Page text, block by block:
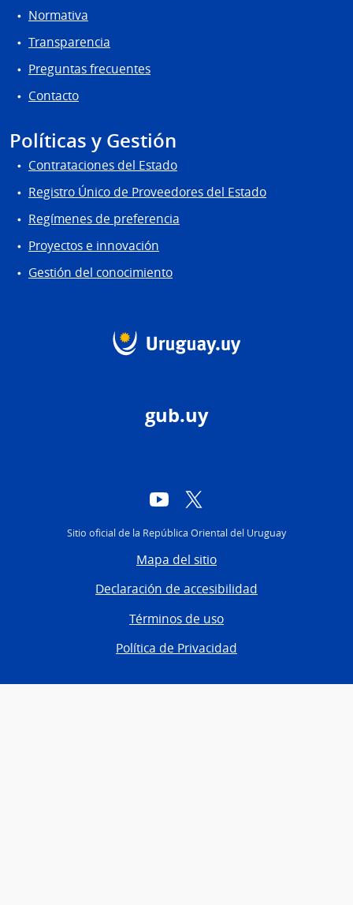
Normativa
Transparencia
Preguntas frecuentes
Contacto
Políticas y Gestión
Contrataciones del Estado
Registro Único de Proveedores del Estado
Regímenes de preferencia
Proyectos e innovación
Gestión del conocimiento
gub.uy
YouTube
Sitio oficial de la República Oriental del Uruguay
Mapa del sitio
Declaración de accesibilidad
Términos de uso
Política de Privacidad